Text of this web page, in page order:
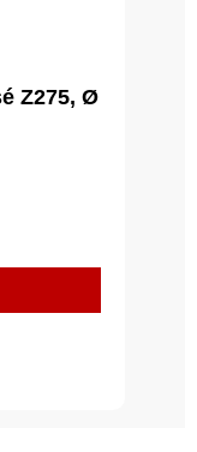
Z275, Ø